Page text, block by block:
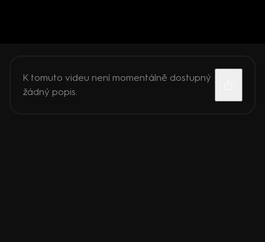
K tomuto videu není momentálně dostupný
žádný popis.